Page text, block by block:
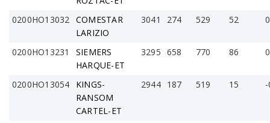
0200HO13032
COMESTAR
LARIZIO
3041 274 529 52
0200HO13231
SIEMERS
HARQUE-ET
3295 658 770 86
0200HO13054
KINGS-
RANSOM
CARTEL-ET
2944 187 519 15